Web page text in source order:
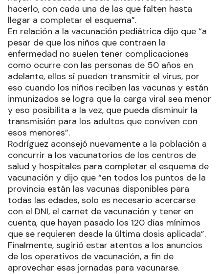
hacerlo, con cada una de las que falten hasta
llegar a completar el esquema”.
En relación a la vacunación pediátrica dijo que “a
pesar de que los niños que contraen la
enfermedad no suelen tener complicaciones
como ocurre con las personas de 50 años en
adelante, ellos sí pueden transmitir el virus, por
eso cuando los niños reciben las vacunas y están
inmunizados se logra que la carga viral sea menor
y eso posibilita a la vez, que pueda disminuir la
transmisión para los adultos que conviven con
esos menores”.
Rodríguez aconsejó nuevamente a la población a
concurrir a los vacunatorios de los centros de
salud y hospitales para completar el esquema de
vacunación y dijo que “en todos los puntos de la
provincia están las vacunas disponibles para
todas las edades, solo es necesario acercarse
con el DNI, el carnet de vacunación y tener en
cuenta, que hayan pasado los 120 días mínimos
que se requieren desde la última dosis aplicada”.
Finalmente, sugirió estar atentos a los anuncios
de los operativos de vacunación, a fin de
aprovechar esas jornadas para vacunarse.